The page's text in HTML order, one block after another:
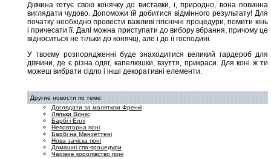
Дівчина готує свою конячку до виставки, і, природно, вона повинна
виглядати чудово. Допоможи їй добитися відмінного результату! Для
початку необхідно провести важливі гігієнічні процедури, помити кінь
і причесати її. Далі можна приступати до вибору вбрання, причому це
відноситься не тільки до конячці, але і до її господині.
У твоєму розпорядженні буде знаходитися великий гардероб для
дівчини, де є різна одяг, капелюшки, взуття, прикраси. Для коні ж ти
можеш вибрати сідло і інші декоративні елементи.
.
Другие новости по теме:
Доглядати за малятком Френкі
Ляльки Винкс
Барбі і Еллі
Неповторна поні
Барбі на Манхеттені
Нова зачіска поні
Домашні спа-процедури
Чарівне королівство поні